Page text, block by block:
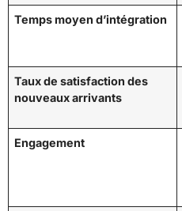
Temps moyen d’intégration
Taux de satisfaction des
nouveaux arrivants
Engagement